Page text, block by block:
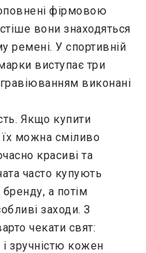
фірмовою
вони знаходяться
ремені. У спортивній
виступає три
виконані
Якщо купити
можна сміливо
красиві та
часто купують
бренду, а потім
заходи. З
чекати свят:
зручністю кожен